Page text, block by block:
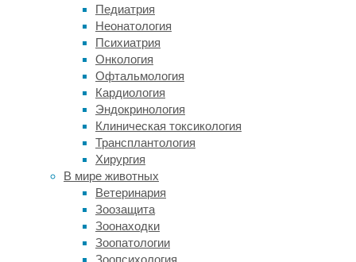
Педиатрия
Неонатология
Психиатрия
Онкология
Офтальмология
Кардиология
Эндокринология
Клиническая токсикология
Трансплантология
Хирургия
В мире животных
Ветеринария
Зоозащита
Зоонаходки
Зоопатологии
Зоопсихология
отрицают.
Однако
последнее,
скорее,
следствие
здоровья
предрасположенности
долголетию,
чем
ключ
разгадке
тайны